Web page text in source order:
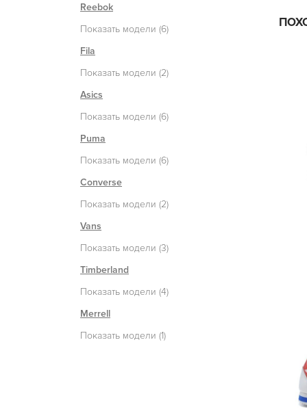
Reebok
Показать модели (6)
Fila
Показать модели (2)
Asics
Показать модели (6)
Puma
Показать модели (6)
Converse
Показать модели (2)
Vans
Показать модели (3)
Timberland
Показать модели (4)
Merrell
Показать модели (1)